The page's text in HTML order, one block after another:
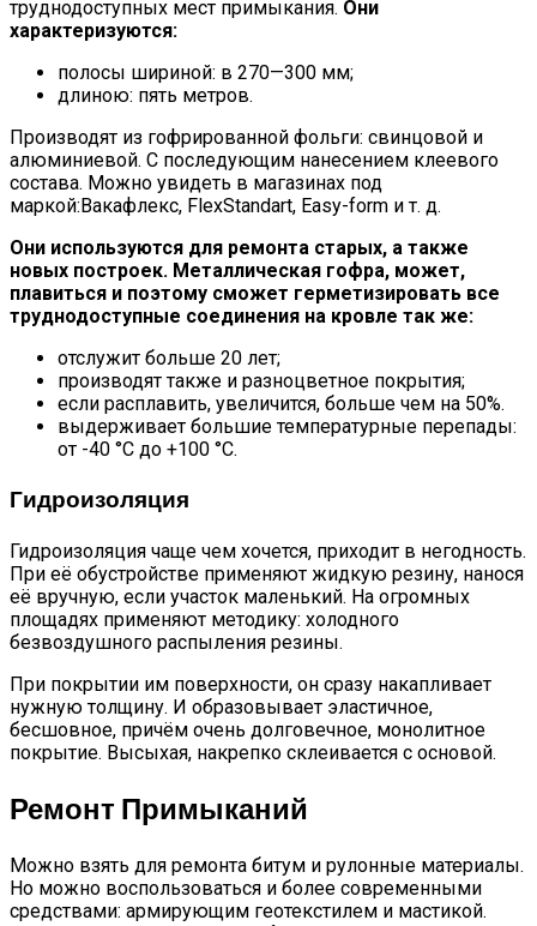
труднодоступных мест примыкания. Они
характеризуются:
полосы шириной: в 270—300 мм;
длиною: пять метров.
Производят из гофрированной фольги: свинцовой и
алюминиевой. С последующим нанесением клеевого
состава. Можно увидеть в магазинах под
маркой:Вакафлекс, FlexStandart, Easy-form и т. д.
Они используются для ремонта старых, а также
новых построек. Металлическая гофра, может,
плавиться и поэтому сможет герметизировать все
труднодоступные соединения на кровле так же:
отслужит больше 20 лет;
производят также и разноцветное покрытия;
если расплавить, увеличится, больше чем на 50%.
выдерживает большие температурные перепады:
от -40 °C до +100 °C.
Гидроизоляция
Гидроизоляция чаще чем хочется, приходит в негодность.
При её обустройстве применяют жидкую резину, нанося
её вручную, если участок маленький. На огромных
площадях применяют методику: холодного
безвоздушного распыления резины.
При покрытии им поверхности, он сразу накапливает
нужную толщину. И образовывает эластичное,
бесшовное, причём очень долговечное, монолитное
покрытие. Высыхая, накрепко склеивается с основой.
Ремонт Примыканий
Можно взять для ремонта битум и рулонные материалы.
Но можно воспользоваться и более современными
средствами: армирующим геотекстилем и мастикой.